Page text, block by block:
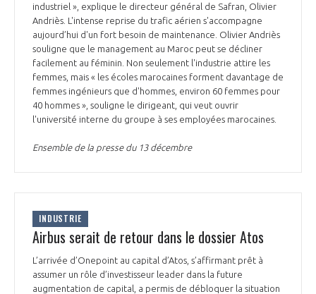
industriel », explique le directeur général de Safran, Olivier
Andriès. L'intense reprise du trafic aérien s'accompagne
aujourd’hui d'un fort besoin de maintenance. Olivier Andriès
souligne que le management au Maroc peut se décliner
facilement au féminin. Non seulement l'industrie attire les
femmes, mais « les écoles marocaines forment davantage de
femmes ingénieurs que d'hommes, environ 60 femmes pour
40 hommes », souligne le dirigeant, qui veut ouvrir
l'université interne du groupe à ses employées marocaines.
Ensemble de la presse du 13 décembre
INDUSTRIE
Airbus serait de retour dans le dossier Atos
L’arrivée d’Onepoint au capital d’Atos, s’affirmant prêt à
assumer un rôle d’investisseur leader dans la future
augmentation de capital, a permis de débloquer la situation